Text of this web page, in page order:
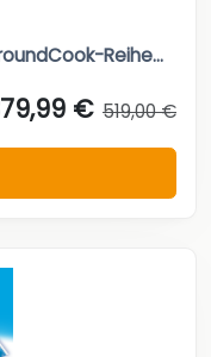
Reihe...
€ 519,00 €